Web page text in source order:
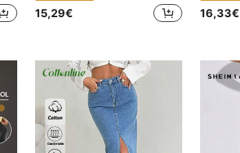
15,29€ 16,33€